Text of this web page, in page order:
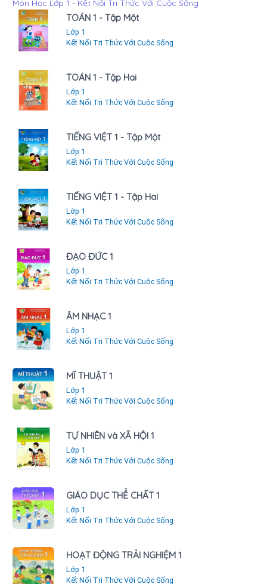
Môn Học Lớp 1 - Kết Nối Tri Thức Với Cuộc Sống
TOÁN 1 - Tập Một
Lớp 1
Kết Nối Tri Thức Với Cuộc Sống
TOÁN 1 - Tập Hai
Lớp 1
Kết Nối Tri Thức Với Cuộc Sống
TIẾNG VIỆT 1 - Tập Một
Lớp 1
Kết Nối Tri Thức Với Cuộc Sống
TIẾNG VIỆT 1 - Tập Hai
Lớp 1
Kết Nối Tri Thức Với Cuộc Sống
ĐẠO ĐỨC 1
Lớp 1
Kết Nối Tri Thức Với Cuộc Sống
ÂM NHẠC 1
Lớp 1
Kết Nối Tri Thức Với Cuộc Sống
MĨ THUẬT 1
Lớp 1
Kết Nối Tri Thức Với Cuộc Sống
TỰ NHIÊN và XÃ HỘI 1
Lớp 1
Kết Nối Tri Thức Với Cuộc Sống
GIÁO DỤC THỂ CHẤT 1
Lớp 1
Kết Nối Tri Thức Với Cuộc Sống
HOẠT ĐỘNG TRẢI NGHIỆM 1
Lớp 1
Kết Nối Tri Thức Với Cuộc Sống